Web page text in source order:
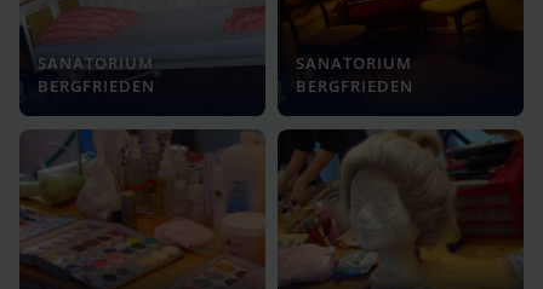
SANATORIUM
BERGFRIEDEN
SANATORIUM
BERGFRIEDEN